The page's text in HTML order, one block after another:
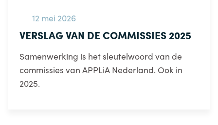
12 mei 2026
VERSLAG VAN DE COMMISSIES 2025
Samenwerking is het sleutelwoord van de
commissies van APPLiA Nederland. Ook in
2025.